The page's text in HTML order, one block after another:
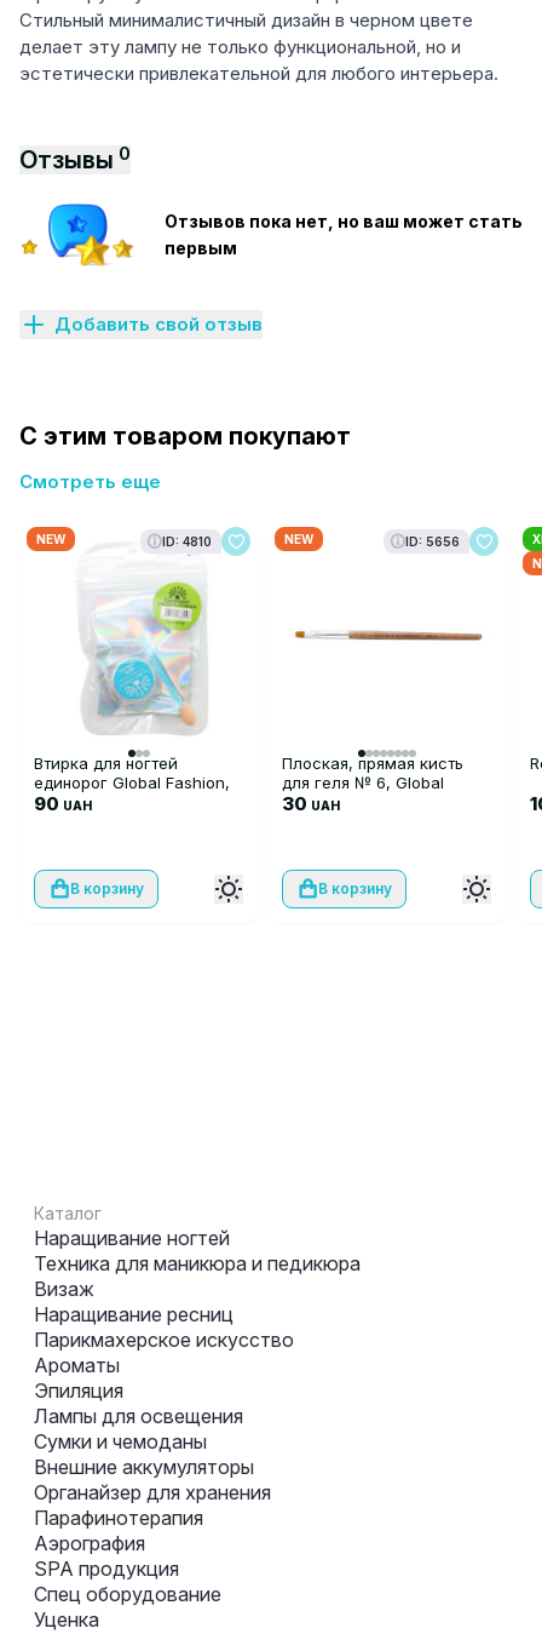
Стильный минималистичный дизайн в черном цвете
делает эту лампу не только функциональной, но и
эстетически привлекательной для любого интерьера.
Отзывы 0
Отзывов пока нет, но ваш может стать
первым
Добавить свой отзыв
С этим товаром покупают
Смотреть еще
NEW ID: 4810
Втирка для ногтей
единорог Global Fashion,
Unicorn Powder GT-04
90 UAH
В корзину
NEW ID: 5656
Плоская, прямая кисть
для геля № 6, Global
Fashion
30 UAH
В корзину
Каталог
Наращивание ногтей
Техника для маникюра и педикюра
Визаж
Наращивание ресниц
Парикмахерское искусство
Ароматы
Эпиляция
Лампы для освещения
Сумки и чемоданы
Внешние аккумуляторы
Органайзер для хранения
Парафинотерапия
Аэрография
SPA продукция
Спец оборудование
Уценка